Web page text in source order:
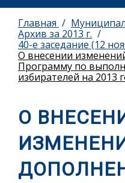
Главная
Архив за 2013 г.
40-е заседание (12
О внесении
Программу по
избирателей на 2013
О